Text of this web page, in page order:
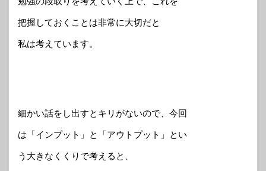
把握しておくことは非常に大切だと
私は考えています。
細かい話をし出すとキリがないので、今回
は「インプット」と「アウトプット」とい
う大きなくくりで考えると、